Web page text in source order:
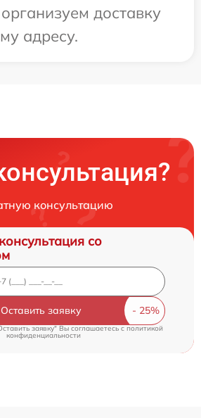
доставку
адресу.
консультацию
со
Оставить заявку
заявку" Вы соглашаетесь cполитикой
конфиденциальности